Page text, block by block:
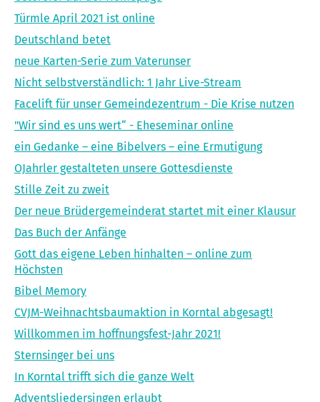
Türmle April 2021 ist online
Deutschland betet
neue Karten-Serie zum Vaterunser
Nicht selbstverständlich: 1 Jahr Live-Stream
Facelift für unser Gemeindezentrum - Die Krise nutzen
"Wir sind es uns wert“ - Eheseminar online
ein Gedanke – eine Bibelvers – eine Ermutigung
OJahrler gestalteten unsere Gottesdienste
Stille Zeit zu zweit
Der neue Brüdergemeinderat startet mit einer Klausur
Das Buch der Anfänge
Gott das eigene Leben hinhalten – online zum
Höchsten
Bibel Memory
CVJM-Weihnachtsbaumaktion in Korntal abgesagt!
Willkommen im hoffnungsfest-Jahr 2021!
Sternsinger bei uns
In Korntal trifft sich die ganze Welt
Adventsliedersingen erlaubt